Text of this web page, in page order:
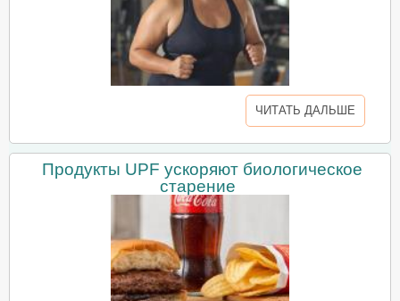
ЧИТАТЬ ДАЛЬШЕ
Продукты UPF ускоряют биологическое
старение